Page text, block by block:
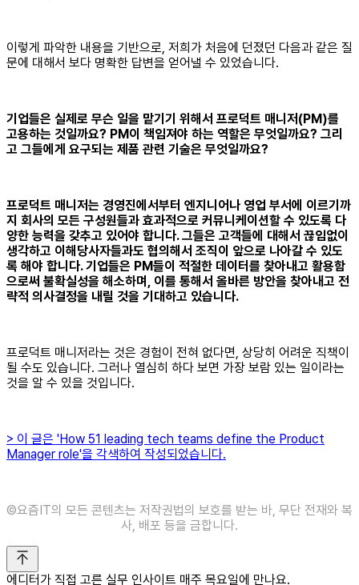
이렇게 파악한 내용을 기반으로, 저희가 처음에 던졌던 다음과 같은 질
문에 대해서 보다 명확한 답변을 얻어낼 수 있었습니다.
기업들은 실제로 무슨 일을 맡기기 위해서 프로덕트 매니저(PM)를
고용하는 것일까요? PM이 책임져야 하는 역할은 무엇일까요? 그리
고 그들에게 요구되는 제품 관련 기술은 무엇일까요?
프로덕트 매니저는 경영진에서부터 엔지니어나 영업 부서에 이르기까
지 회사의 모든 구성원들과 효과적으로 커뮤니케이션할 수 있도록 다
양한 능력을 갖추고 있어야 합니다. 그들은 고객들에 대해서 끊임없이
생각하고 이해당사자들과도 협의해서 조직이 앞으로 나아갈 수 있도
록 해야 합니다. 기업들은 PM들이 적절한 데이터를 찾아내고 활용함
으로써 불확실성을 해소하며, 이를 통해서 올바른 방안을 찾아내고 전
략적 의사결정을 내릴 것을 기대하고 있습니다.
프로덕트 매니저라는 것은 경험이 전혀 없다면, 상당히 어려운 직책이
될 수도 있습니다. 그러나 열심히 하다 보면 가장 보람 있는 일이라는
것을 알 수 있을 것입니다.
> 이 글은 'How 51 leading tech teams define the Product
Manager role'을 각색하여 작성되었습니다.
©️요즘IT의 모든 콘텐츠는 저작권법의 보호를 받는 바, 무단 전재와 복
사, 배포 등을 금합니다.
에디터가 직접 고른 실무 인사이트 매주 목요일에 만나요.